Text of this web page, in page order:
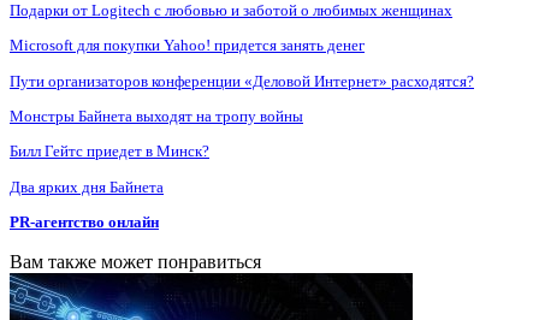
Подарки от Logitech с любовью и заботой о любимых женщинах
Microsoft для покупки Yahoo! придется занять денег
Пути организаторов конференции «Деловой Интернет» расходятся?
Монстры Байнета выходят на тропу войны
Билл Гейтс приедет в Минск?
Два ярких дня Байнета
PR-агентство онлайн
Вам также может понравиться